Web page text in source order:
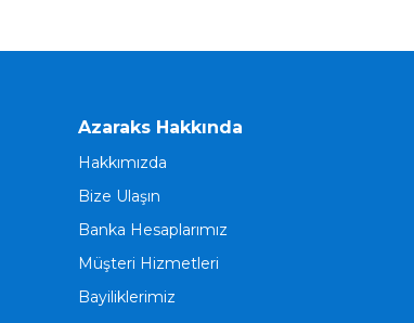
Azaraks Hakkında
Hakkımızda
Bize Ulaşın
Banka Hesaplarımız
Müşteri Hizmetleri
Bayiliklerimiz